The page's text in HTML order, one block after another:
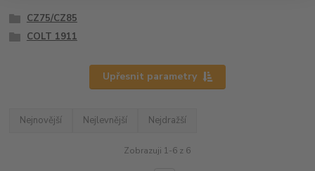
CZ75/CZ85
COLT 1911
Upřesnit parametry
Nejnovější Nejlevnější Nejdražší
Zobrazuji 1-6 z 6